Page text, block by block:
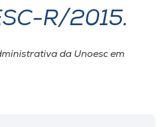
R/2015.
da Unoesc em